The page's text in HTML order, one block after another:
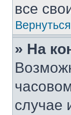
все
» На
случае